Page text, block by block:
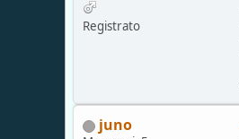
Registrato
juno